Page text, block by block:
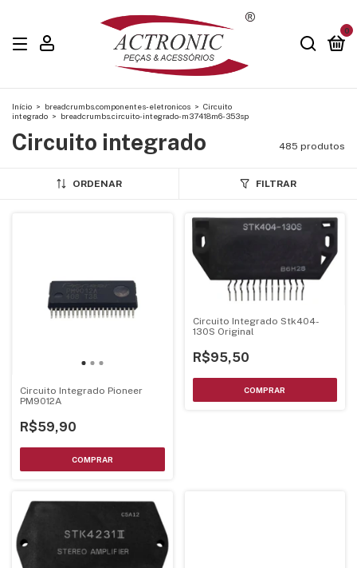
0
Início > breadcrumbs.componentes-eletronicos > Circuito
integrado > breadcrumbs.circuito-integrado-m37418m6-353sp
Circuito integrado 485 produtos
ORDENAR FILTRAR
Circuito Integrado Pioneer
PM9012A
R$59,90
Circuito Integrado Stk404-
130S Original
R$95,50